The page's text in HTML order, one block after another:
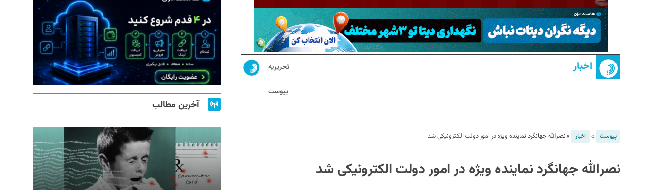
اخبار تحریریه
پیوست
پیوست » اخبار » نصرالله جهانگرد نماینده ویژه در امور دولت الکترونیکی شد
نصرالله جهانگرد نماینده ویژه در امور دولت الکترونیکی شد
آخرین مطالب